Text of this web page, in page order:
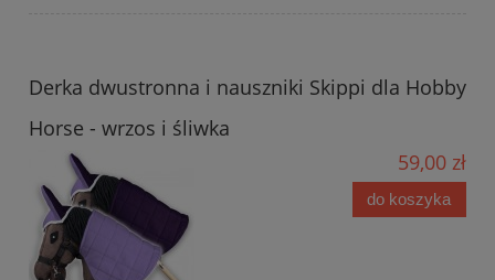
Derka dwustronna i nauszniki Skippi dla Hobby
Horse - wrzos i śliwka
59,00 zł
do koszyka